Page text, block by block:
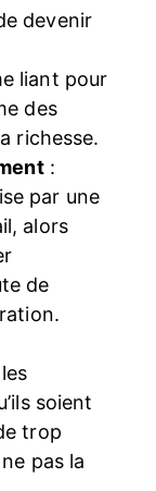
devenir
liant pour
des
richesse.
:
par une
alors
de
soient
trop
pas la